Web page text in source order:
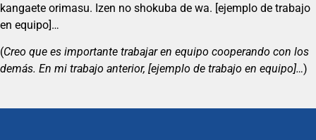
kangaete orimasu. Izen no shokuba de wa. [ejemplo de trabajo
en equipo]…
(Creo que es importante trabajar en equipo cooperando con los
demás. En mi trabajo anterior, [ejemplo de trabajo en equipo]…)